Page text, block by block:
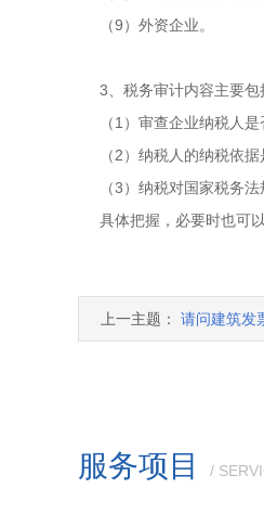
（9）外资企业。
3、税务审计内容主要
（1）审查企业纳税人
（2）纳税人的纳税依
（3）纳税对国家税务
具体把握，必要时也可
上一主题： 请问建筑发
服务项目 /